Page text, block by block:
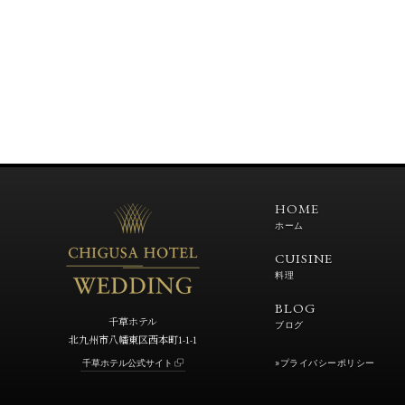
千草ホテル
北九州市八幡東区西本町1-1-1
千草ホテル公式サイト
HOME
ホーム
CUISINE
料理
BLOG
ブログ
»プライバシーポリシー